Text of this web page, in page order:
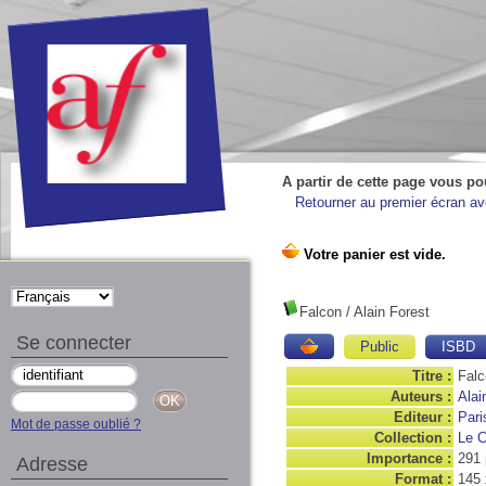
A partir de cette page vous
Retourner au premier écran
Falcon / Alain Forest
Public
ISBD
Titre :
Auteurs :
Editeur :
Collection : Le
Importance : 291
Format : 145
Se connecter
Mot de passe oublié ?
Adresse